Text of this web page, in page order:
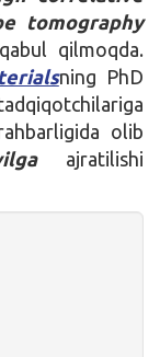
tomography
qilmoqda.
ning PhD
olib
ajratilishi